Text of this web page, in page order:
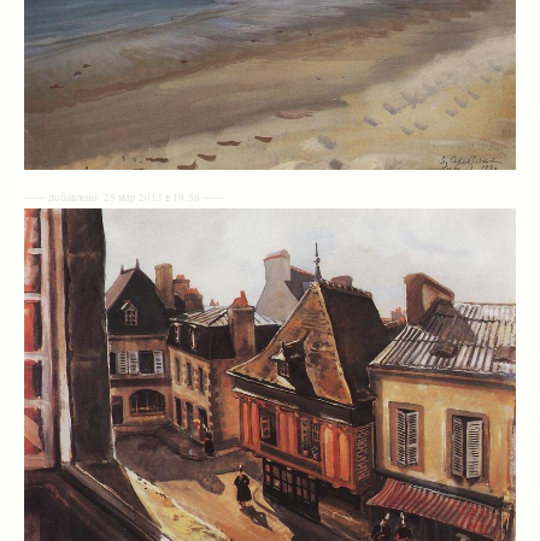
—— добавлено: 25 мар 2013 в 19:56 ——